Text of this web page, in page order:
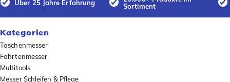
Über 25 Jahre Erfahrung
Sortiment
Kategorien
Taschenmesser
Fahrtenmesser
Multitools
Messer Schleifen & Pflege